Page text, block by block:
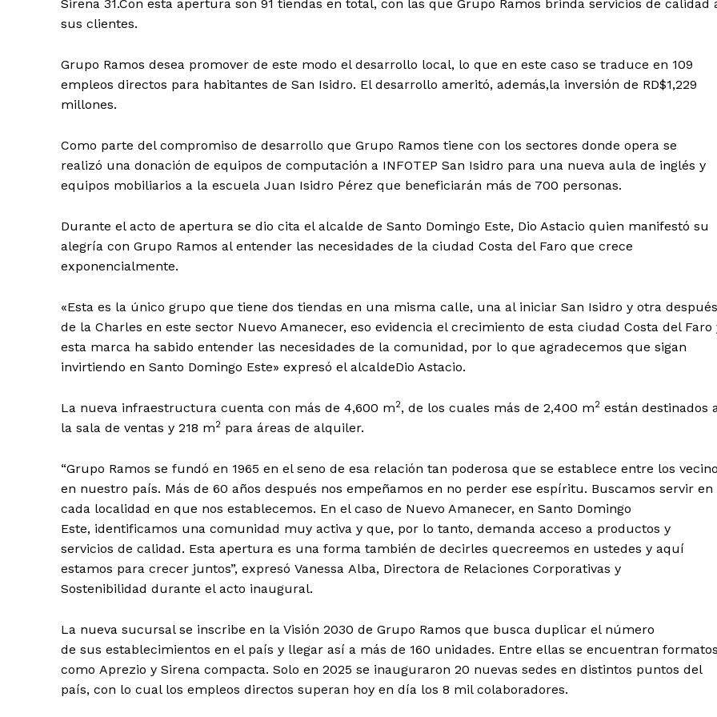
Sirena 31.Con esta apertura son 91 tiendas en total, con las que Grupo Ramos brinda servicios de calidad
sus clientes.
Grupo Ramos desea promover de este modo el desarrollo local, lo que en este caso se traduce en 109
empleos directos para habitantes de San Isidro. El desarrollo ameritó, además,la inversión de RD$1,229
millones.
Como parte del compromiso de desarrollo que Grupo Ramos tiene con los sectores donde opera se
realizó una donación de equipos de computación a INFOTEP San Isidro para una nueva aula de inglés y
equipos mobiliarios a la escuela Juan Isidro Pérez que beneficiarán más de 700 personas.
Durante el acto de apertura se dio cita el alcalde de Santo Domingo Este, Dio Astacio quien manifestó su
alegría con Grupo Ramos al entender las necesidades de la ciudad Costa del Faro que crece
exponencialmente.
«Esta es la único grupo que tiene dos tiendas en una misma calle, una al iniciar San Isidro y otra después
de la Charles en este sector Nuevo Amanecer, eso evidencia el crecimiento de esta ciudad Costa del Faro
esta marca ha sabido entender las necesidades de la comunidad, por lo que agradecemos que sigan
invirtiendo en Santo Domingo Este» expresó el alcaldeDio Astacio.
La nueva infraestructura cuenta con más de 4,600 m2, de los cuales más de 2,400 m2 están destinados
la sala de ventas y 218 m2 para áreas de alquiler.
“Grupo Ramos se fundó en 1965 en el seno de esa relación tan poderosa que se establece entre los
en nuestro país. Más de 60 años después nos empeñamos en no perder ese espíritu. Buscamos servir en
cada localidad en que nos establecemos. En el caso de Nuevo Amanecer, en Santo Domingo
Este, identificamos una comunidad muy activa y que, por lo tanto, demanda acceso a productos y
servicios de calidad. Esta apertura es una forma también de decirles quecreemos en ustedes y aquí
estamos para crecer juntos”, expresó Vanessa Alba, Directora de Relaciones Corporativas y
Sostenibilidad durante el acto inaugural.
La nueva sucursal se inscribe en la Visión 2030 de Grupo Ramos que busca duplicar el número
de sus establecimientos en el país y llegar así a más de 160 unidades. Entre ellas se encuentran formatos
como Aprezio y Sirena compacta. Solo en 2025 se inauguraron 20 nuevas sedes en distintos puntos del
país, con lo cual los empleos directos superan hoy en día los 8 mil colaboradores.